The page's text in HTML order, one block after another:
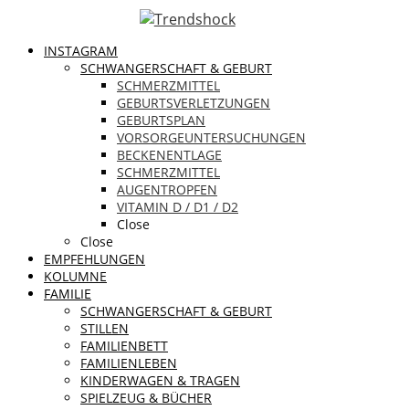
INSTAGRAM
SCHWANGERSCHAFT & GEBURT
SCHMERZMITTEL
GEBURTSVERLETZUNGEN
GEBURTSPLAN
VORSORGEUNTERSUCHUNGEN
BECKENENTLAGE
SCHMERZMITTEL
AUGENTROPFEN
VITAMIN D / D1 / D2
Close
Close
EMPFEHLUNGEN
KOLUMNE
FAMILIE
SCHWANGERSCHAFT & GEBURT
STILLEN
FAMILIENBETT
FAMILIENLEBEN
KINDERWAGEN & TRAGEN
SPIELZEUG & BÜCHER